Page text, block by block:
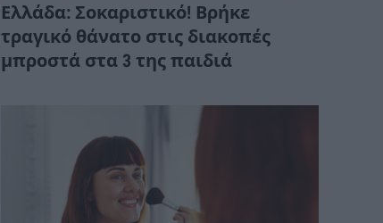
Ελλάδα: Σοκαριστικό! Βρήκε
τραγικό θάνατο στις διακοπές
μπροστά στα 3 της παιδιά